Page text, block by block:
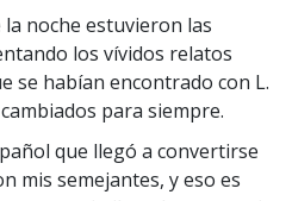
noche estuvieron las
los vívidos relatos
se habían encontrado con L.
para siempre.
que llegó a convertirse
mis semejantes, y eso es